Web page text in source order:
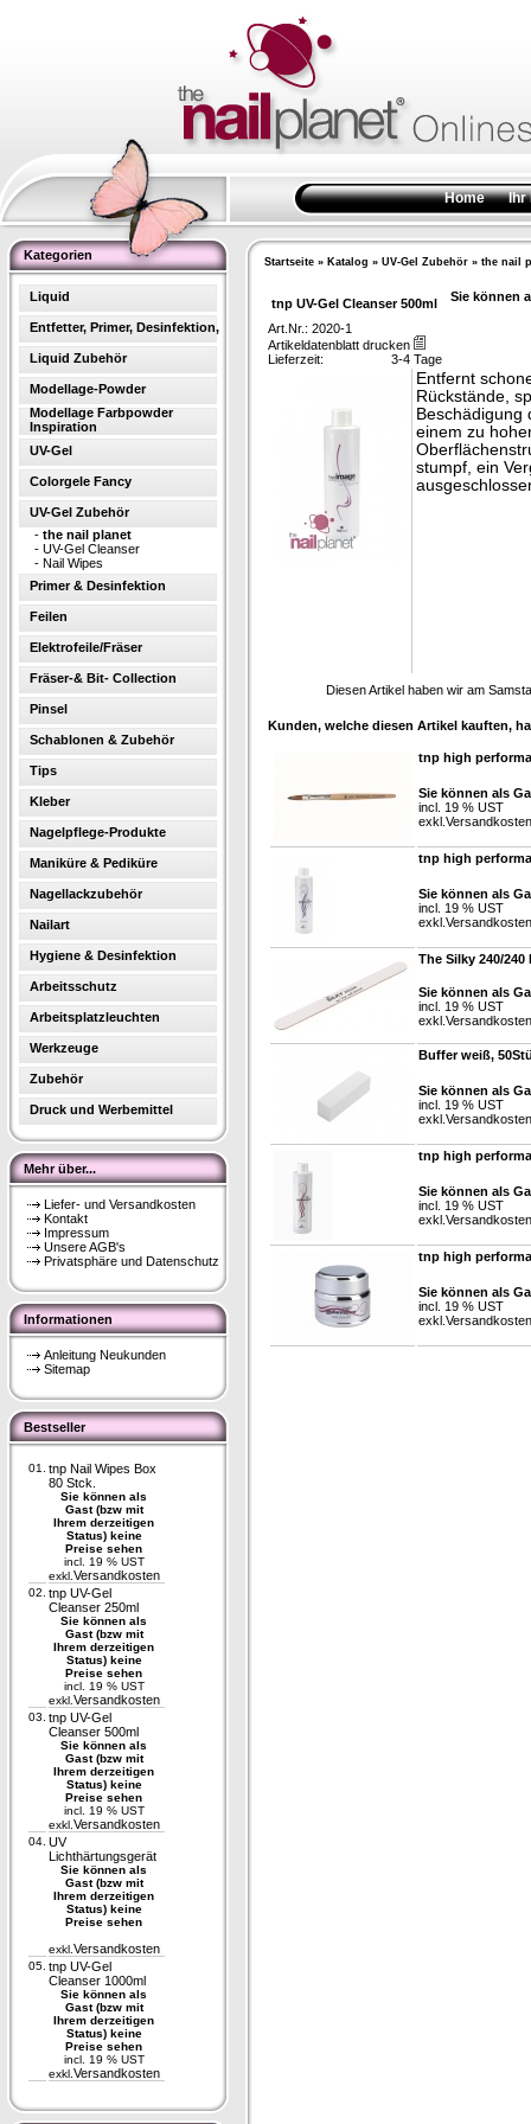
Home Ihr
Kategorien
Liquid
Entfetter, Primer, Desinfektion,
Liquid Zubehör
Modellage-Powder
Modellage Farbpowder
Inspiration
UV-Gel
Colorgele Fancy
UV-Gel Zubehör
- the nail planet
- UV-Gel Cleanser
- Nail Wipes
Primer & Desinfektion
Feilen
Elektrofeile/Fräser
Fräser-& Bit- Collection
Pinsel
Schablonen & Zubehör
Tips
Kleber
Nagelpflege-Produkte
Maniküre & Pediküre
Nagellackzubehör
Nailart
Hygiene & Desinfektion
Arbeitsschutz
Arbeitsplatzleuchten
Werkzeuge
Zubehör
Druck und Werbemittel
Mehr über...
Liefer- und Versandkosten
Kontakt
Impressum
Unsere AGB's
Privatsphäre und Datenschutz
Informationen
Anleitung Neukunden
Sitemap
Bestseller
01.
tnp Nail Wipes Box
80 Stck.
Sie können als
Gast (bzw mit
Ihrem derzeitigen
Status) keine
Preise sehen
incl. 19 % UST
exkl. Versandkosten
02. tnp UV-Gel
Cleanser 250ml
Sie können als
Gast (bzw mit
Ihrem derzeitigen
Status) keine
Preise sehen
incl. 19 % UST
exkl. Versandkosten
03. tnp UV-Gel
Cleanser 500ml
Sie können als
Gast (bzw mit
Ihrem derzeitigen
Status) keine
Preise sehen
incl. 19 % UST
exkl. Versandkosten
04. UV
Lichthärtungsgerät
Sie können als
Gast (bzw mit
Ihrem derzeitigen
Status) keine
Preise sehen
exkl. Versandkosten
05. tnp UV-Gel
Cleanser 1000ml
Sie können als
Gast (bzw mit
Ihrem derzeitigen
Status) keine
Preise sehen
incl. 19 % UST
exkl. Versandkosten
Startseite » Katalog » UV-Gel Zubehör » the nail
tnp UV-Gel Cleanser 500ml Sie können
Art.Nr.: 2020-1
Artikeldatenblatt drucken
Lieferzeit:
3-4 Tage
Entfernt
Rückstände,
Beschädigung
einem zu
stumpf, ein
Diesen Artikel haben wir am
Kunden, welche diesen Artikel kauften,
tnp high
Sie können als
incl. 19 % UST
exkl. Versandkosten
tnp high
Sie können als
incl. 19 % UST
exkl. Versandkosten
The Silky 240/240
Sie können als
incl. 19 % UST
exkl. Versandkosten
Buffer weiß,
Sie können als
incl. 19 % UST
exkl. Versandkosten
tnp high
Sie können als
incl. 19 % UST
exkl. Versandkosten
tnp high
Sie können als
incl. 19 % UST
exkl. Versandkosten